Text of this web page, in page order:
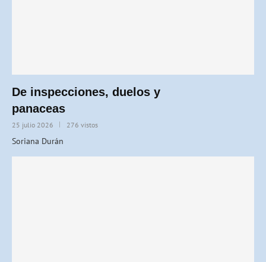
De inspecciones, duelos y
panaceas
25 julio 2026 276 vistos
Soriana Durán